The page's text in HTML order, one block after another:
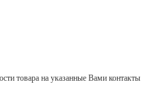
товара на указанные Вами контакты